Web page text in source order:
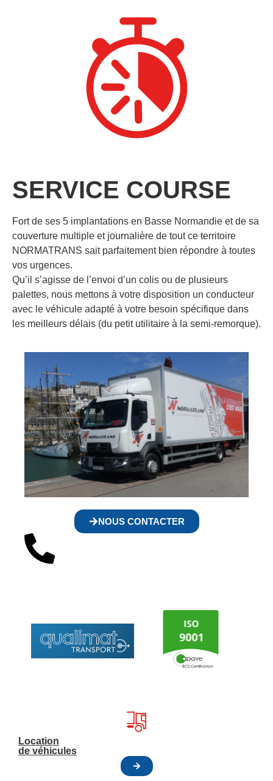
SERVICE COURSE
Fort de ses 5 implantations en Basse Normandie et de sa
couverture multiple et journalière de tout ce territoire
NORMATRANS sait parfaitement bien répondre à toutes
vos urgences.
Qu’il s’agisse de l’envoi d’un colis ou de plusieurs
palettes, nous mettons à votre disposition un conducteur
avec le véhicule adapté à votre besoin spécifique dans
les meilleurs délais (du petit utilitaire à la semi-remorque).
NOUS CONTACTER
Location
de véhicules